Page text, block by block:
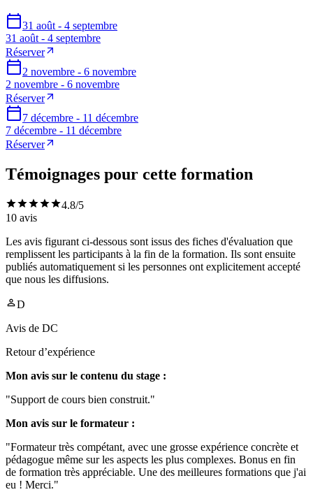
31 août - 4 septembre
31 août - 4 septembre
Réserver
2 novembre - 6 novembre
2 novembre - 6 novembre
Réserver
7 décembre - 11 décembre
7 décembre - 11 décembre
Réserver
Témoignages pour cette formation
4.8/5
10 avis
Les avis figurant ci-dessous sont issus des fiches d'évaluation que
remplissent les participants à la fin de la formation. Ils sont ensuite
publiés automatiquement si les personnes ont explicitement accepté
que nous les diffusions.
D
Avis de DC
Retour d’expérience
Mon avis sur le contenu du stage :
"Support de cours bien construit."
Mon avis sur le formateur :
"Formateur très compétant, avec une grosse expérience concrète et
pédagogue même sur les aspects les plus complexes. Bonus en fin
de formation très appréciable. Une des meilleures formations que j'ai
eu ! Merci."